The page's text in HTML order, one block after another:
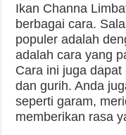
Ikan Channa
berbagai cara.
populer adalah
adalah cara yang
Cara ini juga
dan gurih. Anda
seperti garam,
memberikan rasa